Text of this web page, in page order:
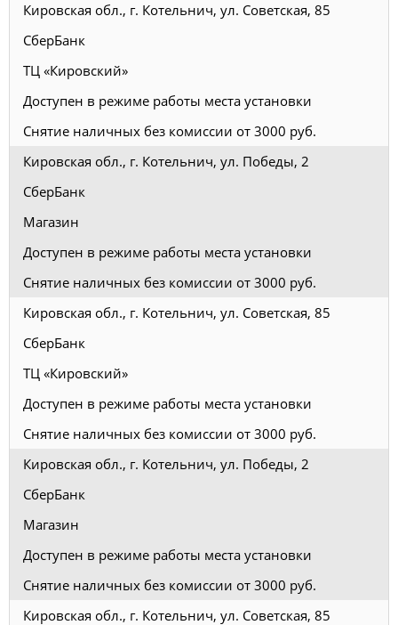
Кировская обл., г. Котельнич, ул. Советская, 85
СберБанк
ТЦ «Кировский»
Доступен в режиме работы места установки
Снятие наличных без комиссии от 3000 руб.
Кировская обл., г. Котельнич, ул. Победы, 2
СберБанк
Магазин
Доступен в режиме работы места установки
Снятие наличных без комиссии от 3000 руб.
Кировская обл., г. Котельнич, ул. Советская, 85
СберБанк
ТЦ «Кировский»
Доступен в режиме работы места установки
Снятие наличных без комиссии от 3000 руб.
Кировская обл., г. Котельнич, ул. Победы, 2
СберБанк
Магазин
Доступен в режиме работы места установки
Снятие наличных без комиссии от 3000 руб.
Кировская обл., г. Котельнич, ул. Советская, 85